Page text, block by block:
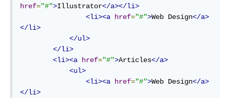
href="#">Illustrator</a></li>
<li><a
href="#">Web Design</a>
</li>
</ul>
</li>
<li><a
href="#">Articles</a>
<ul>
<li><a
href="#">Web Design</a>
</li>